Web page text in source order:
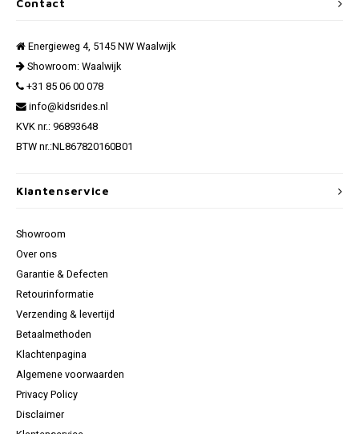
Contact
Energieweg 4, 5145 NW Waalwijk
Showroom: Waalwijk
+31 85 06 00 078
info@kidsrides.nl
KVK nr.: 96893648
BTW nr.:NL867820160B01
Klantenservice
Showroom
Over ons
Garantie & Defecten
Retourinformatie
Verzending & levertijd
Betaalmethoden
Klachtenpagina
Algemene voorwaarden
Privacy Policy
Disclaimer